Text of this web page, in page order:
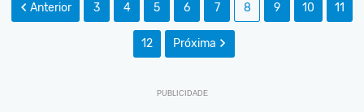
Anterior 3 4 5 6 7 8 9 10 11
12 Próxima